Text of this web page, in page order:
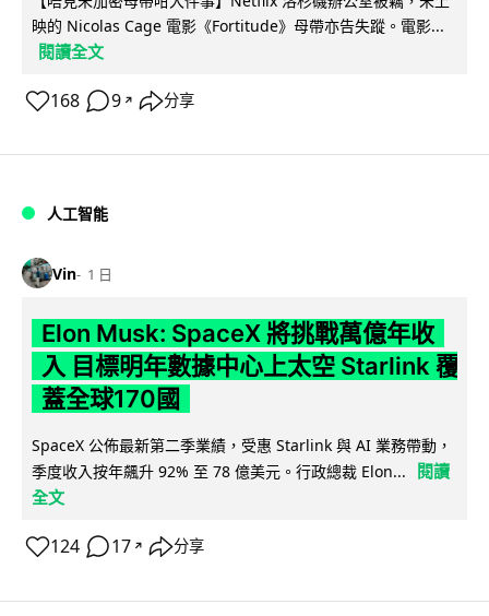
映的 Nicolas Cage 電影《Fortitude》母帶亦告失蹤。電影...
閱讀全文
168 9 ↗ 分享
人工智能
Vin 1 日
Elon Musk: SpaceX 將挑戰萬億年收
入 目標明年數據中心上太空 Starlink 覆
蓋全球170國
SpaceX 公佈最新第二季業績，受惠 Starlink 與 AI 業務帶動，
季度收入按年飆升 92% 至 78 億美元。行政總裁 Elon...
閱讀
全文
124 17 ↗ 分享